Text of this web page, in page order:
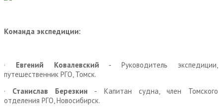
Команда экспедиции:
· Евгений Ковалевский - Руководитель экспедиции,
путешественник РГО, Томск.
· Станислав Березкин - Капитан судна, член Томского
отделения РГО, Новосибирск.